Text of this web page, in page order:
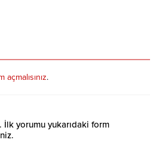
açmalısınız.
İlk yorumu yukarıdaki form